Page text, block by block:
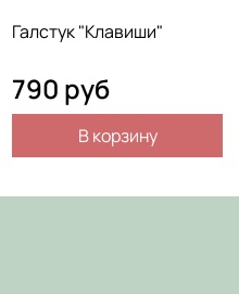
Галстук "Клавиши"
790 руб
В корзину